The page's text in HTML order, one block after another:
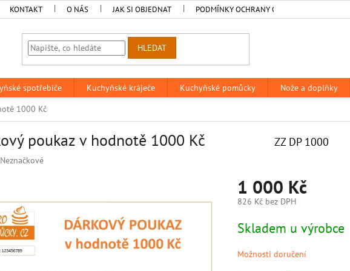
KONTAKT O NÁS JAK SI OBJEDNAT PODMÍNKY OCHRANY OSOBNÍCH ÚDAJŮ
HLEDAT
spotřebiče Kuchyňské kráječe Kuchyňské pomůcky Nože a doplňky
1000 Kč
poukaz v hodnotě 1000 Kč ZZ DP 1000
Neznačkové
1 000 Kč
826 Kč bez DPH
cena:
Skladem u výrobce
Možnosti doručení